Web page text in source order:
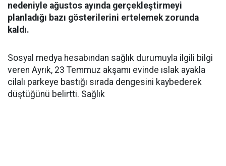
nedeniyle ağustos ayında gerçekleştirmeyi
planladığı bazı gösterilerini ertelemek zorunda
kaldı.
Sosyal medya hesabından sağlık durumuyla ilgili bilgi
veren Ayrık, 23 Temmuz akşamı evinde ıslak ayakla
cilalı parkeye bastığı sırada dengesini kaybederek
düştüğünü belirtti. Sağlık